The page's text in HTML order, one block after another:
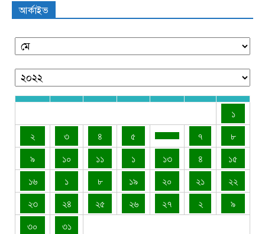
আর্কাইভ
১
২
৩ ৪ ৫ ৭
৮
৯
১০ ১১ ১ ১৩ ৪
১৫
১৬
১ ৮ ১৯ ২০ ২১
২২
২৩
২৪ ২৫ ২৬ ২৭ ২
৯
৩০
৩১